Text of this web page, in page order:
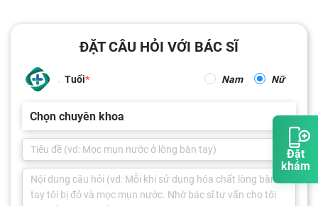
Đặt
khám
ĐẶT CÂU HỎI VỚI BÁC SĨ
Tuổi Nam Nữ
Chọn chuyên khoa